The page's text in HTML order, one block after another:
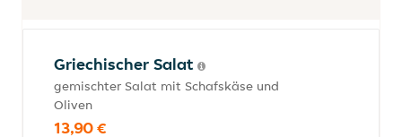
Griechischer Salat
gemischter Salat mit Schafskäse und
Oliven
13,90 €